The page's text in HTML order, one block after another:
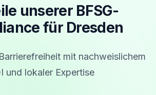
unserer BFSG-
für Dresden
mit nachweislichem
und lokaler Expertise